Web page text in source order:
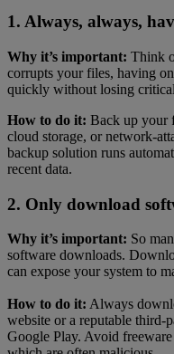
1. Always, always,
Why it’s important: Think
corrupts your files, having
quickly without losing
How to do it: Back up your
cloud storage, or network-
backup solution runs
recent data.
2. Only download
Why it’s important: So
software downloads.
can expose your system to
How to do it: Always
website or a reputable third-
Google Play. Avoid